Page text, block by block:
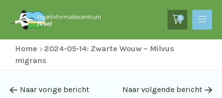
0
Home
2024-05-14: Zwarte Wouw – Milvus
migrans
Naar vorige bericht Naar volgende bericht